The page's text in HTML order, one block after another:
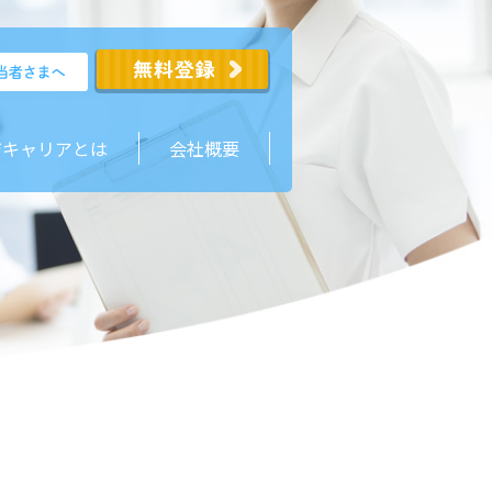
ャリアとは 会社概要